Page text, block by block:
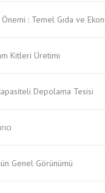
Önemi : Temel Gıda ve
Kitleri Üretimi
Depolama Tesisi
Genel Görünümü